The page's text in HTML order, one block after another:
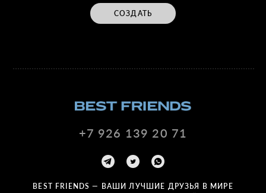
СОЗДАТЬ
+7 926 139 20 71
BEST FRIENDS — ВАШИ ЛУЧШИЕ ДРУЗЬЯ В МИРЕ